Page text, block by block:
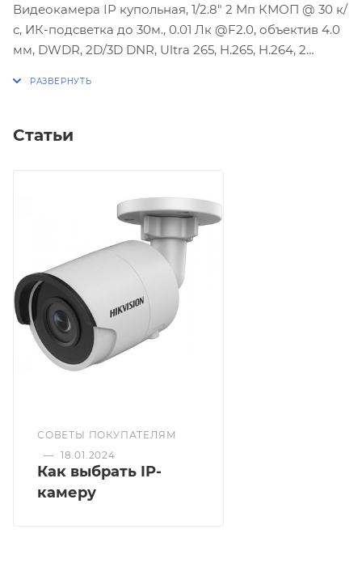
Видеокамера IP купольная, 1/2.8" 2 Мп КМОП @ 30 к/
с, ИК-подсветка до 30м., 0.01 Лк @F2.0, объектив 4.0
мм, DWDR, 2D/3D DNR, Ultra 265, H.265, H.264, 2
Статьи
СОВЕТЫ ПОКУПАТЕЛЯМ
— 18.01.2024
Как выбрать IP-
камеру